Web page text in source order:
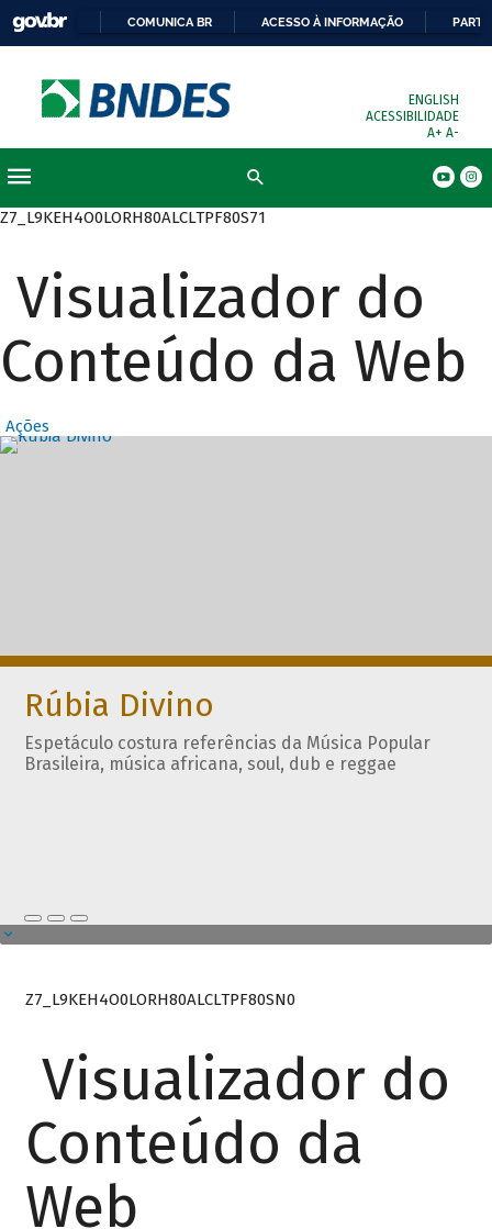
COMUNICA BR ACESSO À INFORMAÇÃO
ENGLISH
ACESSIBILIDADE
A+ A-
Z7_L9KEH4O0LORH80ALCLTPF80S71
Visualizador do
Conteúdo da Web
Ações
Destaques
Rúbia Divino
Espetáculo costura referências da Música Popular
Brasileira, música africana, soul, dub e reggae
Z7_L9KEH4O0LORH80ALCLTPF80SN0
Visualizador do
Conteúdo da
Web